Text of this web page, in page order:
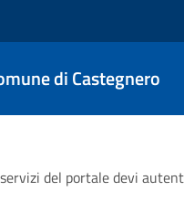
di Castegnero
pane
del portale devi